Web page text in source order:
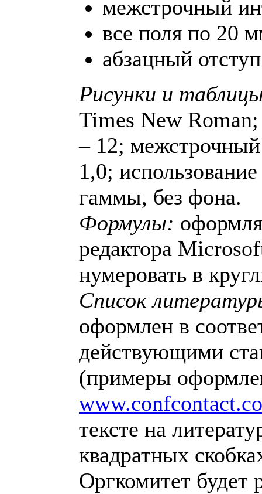
межстрочный
все поля по 20
абзацный
Рисунки и
Times New Roman;
– 12;
1,0;
гаммы, без фона.
Формулы:
редактора
нумеровать в
Список
оформлен в
действующими
(примеры
тексте на
квадратных
Оргкомитет будет